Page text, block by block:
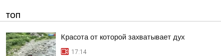
ТОП
Красота от которой захватывает дух
17:14